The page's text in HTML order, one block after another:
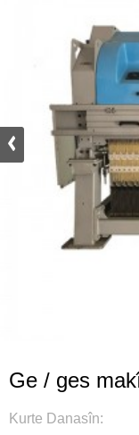
Ge / ges
Kurte Danasîn: